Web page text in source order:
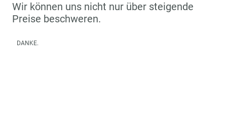
Wir können uns nicht nur über steigende
Preise beschweren.
DANKE.